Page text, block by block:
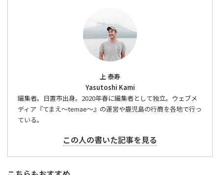
上 泰寿
Yasutoshi Kami
編集者。日置市出身。2020年春に編集者として独立。ウェブメ
ディア『てまえ～temae～』の運営や鹿児島の行商を各地で行っ
ている。
この人の書いた記事を見る